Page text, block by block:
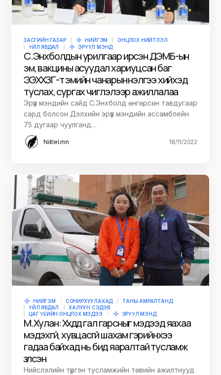
ЗАСГИЙН ГАЗАР НИЙГЭМ
ОНЦЛОХ НИЙТЛЭЛ
ҮЙЛ ЯВДАЛ
ЭРҮҮЛ МЭНД
С.Энхболдын урилгаар ирсэн ДЭМБ-ын
эм, вакцины асуудал хариуцсан баг
ЭЭХХЗГ-т эмийн чанарын үнэлгээ хийхэд
туслах, сургах чиглэлээр ажиллалаа
Эрүүл мэндийн сайд С.Энхболд өнгөрсөн тавдугаар
сард болсон Дэлхийн эрүүл мэндийн ассамблейн
75 дугаар чуулганд…
Niitlel.mn 18/11/2022
НИЙГЭМ СОНИРХУУЛАХАД
ТАНЫ АМРАЛТАНД
ҮЙЛ ЯВДАЛ
ХАЛУУН СЭДЭВ
ЦАГ ҮЕИЙН ОНЦЛОХ МЭДЭЭ
ЭРҮҮЛ МЭНД
М.Хулан: Хүүхдүүд гал гарсныг мэдээд яахаа
мэдэхгүй, хувцасгүй шахам гэрийнхээ
гадаа байхад нь бид яаралтай тусламж
үзүүлсэн
Нийслэлийн түргэн тусламжийн төвийн ажилтнууд